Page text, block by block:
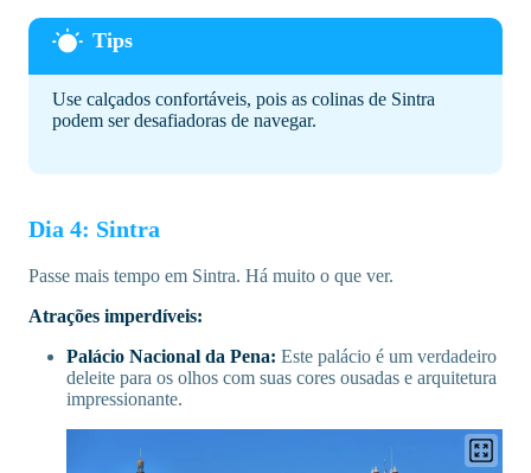
Use calçados confortáveis, pois as colinas de Sintra
podem ser desafiadoras de navegar.
Dia 4: Sintra
Passe mais tempo em Sintra. Há muito o que ver.
Atrações imperdíveis:
Palácio Nacional da Pena: Este palácio é um verdadeiro
deleite para os olhos com suas cores ousadas e arquitetura
impressionante.